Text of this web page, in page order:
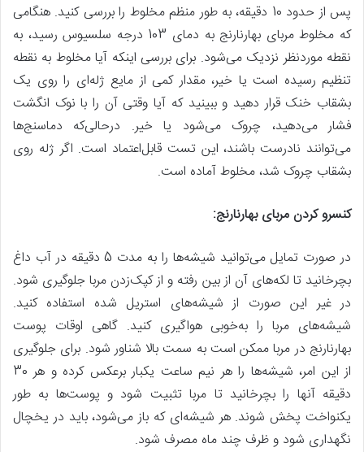
پس از حدود 10 دقیقه، به طور منظم مخلوط را بررسی کنید. هنگامی
که مخلوط مربای بهارنارنج به دمای 103 درجه سلسیوس رسید، به
نقطه موردنظر نزدیک می‌شود. برای بررسی اینکه آیا مخلوط به نقطه
تنظیم رسیده است یا خیر، مقدار کمی از مایع ژله‌ای را روی یک
بشقاب خنک قرار دهید و ببینید که آیا وقتی آن را با نوک انگشت
فشار می‌دهید، چروک می‌شود یا خیر. درحالی‌که دماسنج‌ها
می‌توانند نادرست باشند، این تست قابل‌اعتماد است. اگر ژله روی
بشقاب چروک شد، مخلوط آماده است.
کنسرو کردن مربای بهارنارنج:
در صورت تمایل می‌توانید شیشه‌ها را به مدت 5 دقیقه در آب داغ
بچرخانید تا لکه‌های آن از بین رفته و از کپک‌زدن مربا جلوگیری شود.
در غیر این صورت از شیشه‌های استریل شده استفاده کنید.
شیشه‌های مربا را به‌خوبی هواگیری کنید. گاهی اوقات پوست
بهارنارنج در مربا ممکن است به سمت بالا شناور شود. برای جلوگیری
از این امر، شیشه‌ها را هر نیم ساعت یکبار برعکس کرده و هر 30
دقیقه آنها را بچرخانید تا مربا تثبیت شود و پوست‌ها به طور
یکنواخت پخش شوند. هر شیشه‌ای که باز می‌شود، باید در یخچال
نگهداری شود و ظرف چند ماه مصرف شود.